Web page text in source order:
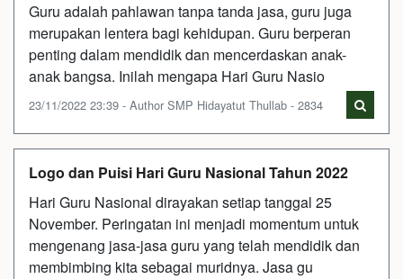
Guru adalah pahlawan tanpa tanda jasa, guru juga
merupakan lentera bagi kehidupan. Guru berperan
penting dalam mendidik dan mencerdaskan anak-
anak bangsa. Inilah mengapa Hari Guru Nasio
23/11/2022 23:39 - Author SMP Hidayatut Thullab - 2834
Logo dan Puisi Hari Guru Nasional Tahun 2022
Hari Guru Nasional dirayakan setiap tanggal 25
November. Peringatan ini menjadi momentum untuk
mengenang jasa-jasa guru yang telah mendidik dan
membimbing kita sebagai muridnya. Jasa gu